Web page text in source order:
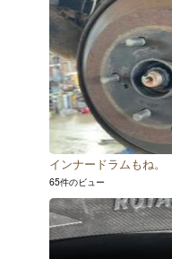
インナードラムもね。
65件のビュー